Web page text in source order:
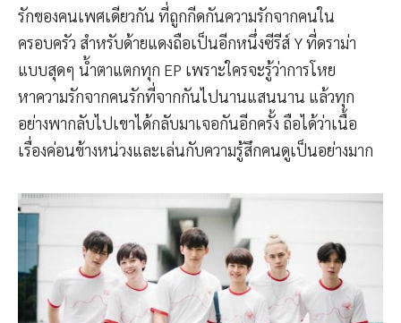
รักของคนเพศเดียวกัน ที่ถูกกีดกันความรักจากคนใน
ครอบครัว สำหรับด้ายแดงถือเป็นอีกหนึ่งซีรีส์ Y ที่ดราม่า
แบบสุดๆ น้ำตาแตกทุก EP เพราะใครจะรู้ว่าการโหย
หาความรักจากคนรักที่จากกันไปนานแสนนาน แล้วทุก
อย่างพากลับไปเขาได้กลับมาเจอกันอีกครั้ง ถือได้ว่าเนื้อ
เรื่องค่อนข้างหน่วงและเล่นกับความรู้สึกคนดูเป็นอย่างมาก